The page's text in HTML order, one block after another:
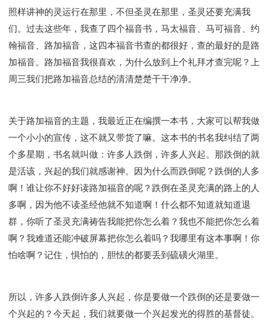
照样讲神的灵运行在那里，不但圣灵在那里，圣灵还要充满我
们。过去这些年，我查了四个福音书，马太福音、马可福音、约
翰福音、路加福音，这四本福音书查的都很好，查的最好的是路
加福音。路加福音我很喜欢，为什么放到上个礼拜才查完呢？上
周三我们把路加福音总结的清清楚楚干干净净。
关于路加福音的主题，我最近正在编撰一本书，大家可以帮我做
一个小小的宣传，这不就又带货了嘛。这本书的书名我纠结了两
个多星期，书名就叫做：许多人跌倒，许多人兴起。那跌倒的就
是活该，兴起的我们就感谢神。因为什么而跌倒呢？跌倒的人多
啊！谁让你不好好读路加福音的呢？跌倒在圣灵充满的路上的人
多啊，因为他不读圣经他就不知道啊！什么都不知道就知道退
群，你听了圣灵充满祷告我能把你怎么着？我也不能把你怎么着
啊？我难道还能冲破屏幕把你怎么着吗？我哪里有这本事啊！你
怕啥啊？记住，惧怕的，胆怯的都要丢到硫磺火湖里。
所以，许多人跌倒许多人兴起，你是要做一个跌倒的还是要做一
个兴起的？今天起，我们就要做一个兴起发光的得胜的基督徒。